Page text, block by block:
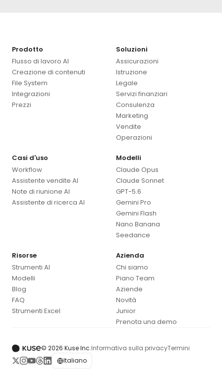
Prodotto
Flusso di lavoro AI
Creazione di contenuti
File System
Integrazioni
Prezzi
Soluzioni
Assicurazioni
Istruzione
Legale
Servizi finanziari
Consulenza
Marketing
Vendite
Operazioni
Casi d'uso
Workflow
Assistente vendite AI
Note di riunione AI
Assistente di ricerca AI
Modelli
Claude Opus
Claude Sonnet
GPT-5.6
Gemini Pro
Gemini Flash
Nano Banana
Seedance
Risorse
Strumenti AI
Modelli
Blog
FAQ
Strumenti Excel
Azienda
Chi siamo
Piano Team
Aziende
Novità
Junior
Prenota una demo
© 2026 Kuse Inc.Informativa sulla privacyTermini
Italiano